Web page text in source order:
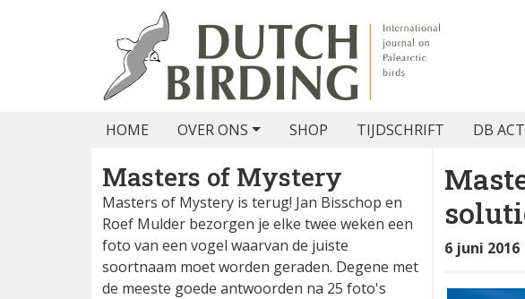
HOME OVER ONS SHOP TIJDSCHRIFT DB
Masters of Mystery
Masters of Mystery is terug! Jan Bisschop en
Roef Mulder bezorgen je elke twee weken een
foto van een vogel waarvan de juiste
soortnaam moet worden geraden. Degene met
de meeste goede antwoorden na 25 foto's
6 juni 2016